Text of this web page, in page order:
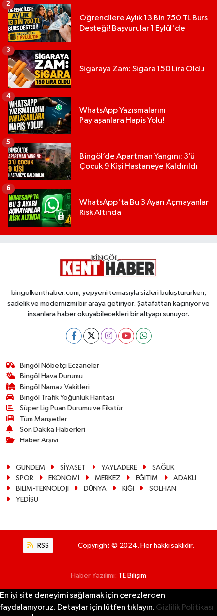
Öğrencilere Aylık 13 Bin 750 TL Burs
Desteği! Başvurular 1 Eylül'de
2
Sigaraya Zam: Sigara 150 Lira Oldu
3
WhatsApp Yazışmalarını
Paylaşanlara Hapis Yolu!
4
Bingöl’de Apartman Yangını: 3’ü
Çocuk 9 Kişi Hastaneye Kaldırıldı
5
WhatsApp'ta Bu 3 Ayarı Açmayanlar
Risk Altında
6
bingolkenthaber.com, yepyeni temasıyla sizleri buluştururken,
sadelik ve modernizmi bir araya getiriyor. Şatafattan kaçınıyor ve
insanlara haber okuyabilecekleri bir altyapı sunuyor.
Bingöl Nöbetçi Eczaneler
Bingöl Hava Durumu
Bingöl Namaz Vakitleri
Bingöl Trafik Yoğunluk Haritası
Süper Lig Puan Durumu ve Fikstür
Tüm Manşetler
Son Dakika Haberleri
Haber Arşivi
GÜNDEM SİYASET YAYLADERE
SAĞLIK
SPOR
EKONOMİ MERKEZ EĞİTİM
ADAKLI
BİLİM-TEKNOLOJİ
DÜNYA KİĞI
SOLHAN
YEDİSU
RSS Copyright © 2024. Her hakkı saklıdır.
Haber Yazılımı: TE Bilişim
En iyi site deneyimi sağlamak için çerezlerden
faydalanıyoruz. Detaylar için lütfen tıklayın. Gizlilik Politikası